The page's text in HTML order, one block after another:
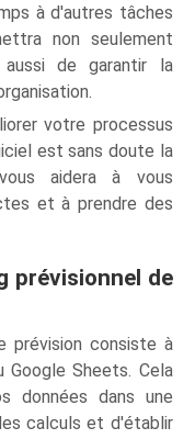
à d'autres tâches
non seulement
de garantir la
votre processus
est sans doute la
aidera à vous
et à prendre des
prévisionnel de
prévision consiste à
Sheets. Cela
données dans une
calculs et d'établir